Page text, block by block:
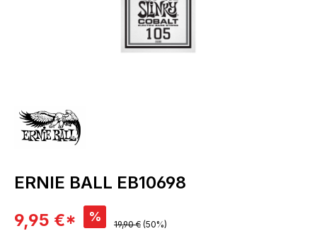
ERNIE BALL EB10698
Verkaufspreis:
9,95 €* % Regulärer Preis:
19,90 € (50%)